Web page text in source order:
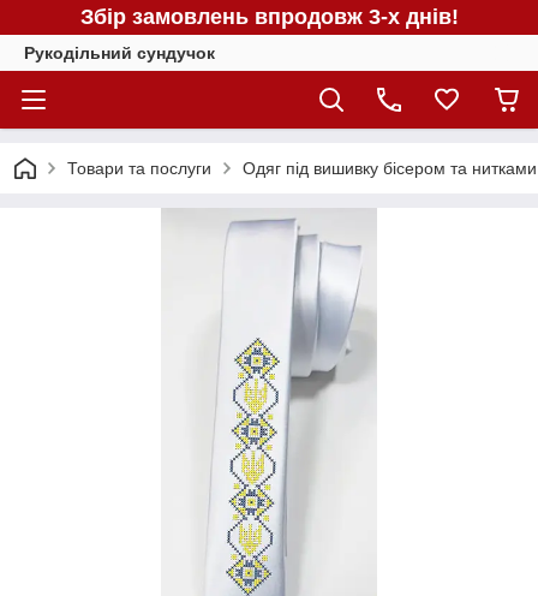
Збір замовлень впродовж 3-х днів!
Рукодільний сундучок
Товари та послуги Одяг під вишивку бісером та нитками